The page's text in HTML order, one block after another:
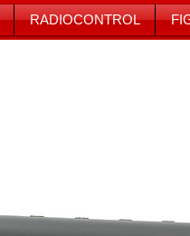
RADIOCONTROL